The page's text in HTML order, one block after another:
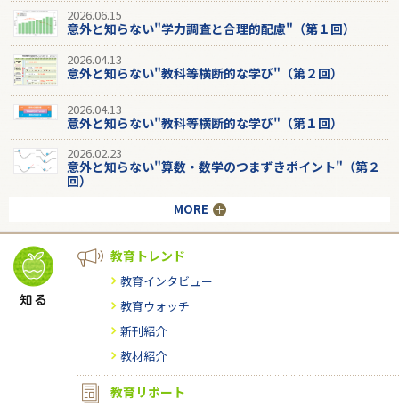
2026.06.15
意外と知らない"学力調査と合理的配慮"（第１回）
2026.04.13
意外と知らない"教科等横断的な学び"（第２回）
2026.04.13
意外と知らない"教科等横断的な学び"（第１回）
2026.02.23
意外と知らない"算数・数学のつまずきポイント"（第２
回）
MORE
教育トレンド
教育インタビュー
教育ウォッチ
新刊紹介
教材紹介
教育リポート